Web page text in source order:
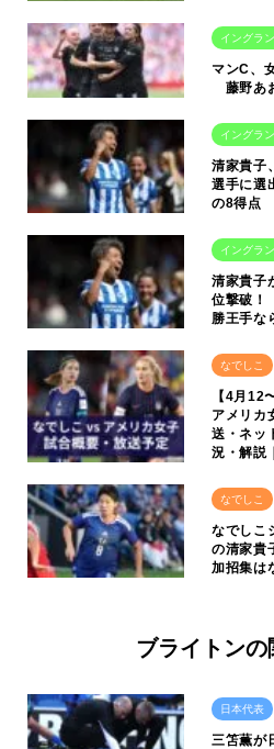
イングラ
マンC、
藤野あ
イングラ
清家貴子
選手に選
の8得点
イングラ
清家貴子
位撃破！
勝王手な
なでしこ
【4月12
アメリカ
送・ネッ
況・解説
なでしこ
なでしこ
の清家貴
加招集は
ブライトン
日本代表
三笘薫が